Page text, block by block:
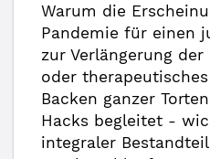
Warum die
Pandemie für einen
zur Verlängerung
oder
Backen ganzer
Hacks begleitet -
integraler